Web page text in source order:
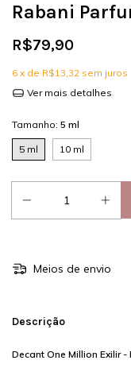
Rabani
R$79,90
6 x de R$13,32 sem juros
Ver mais detalhes
Tamanho: 5 ml
5 ml 10 ml
Meios de envio
Descrição
Decant One Million Exilir